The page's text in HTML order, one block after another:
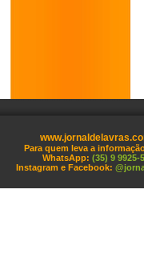
Para quem leva a
WhatsApp: (35) 9 9925-
Instagram e Facebook: